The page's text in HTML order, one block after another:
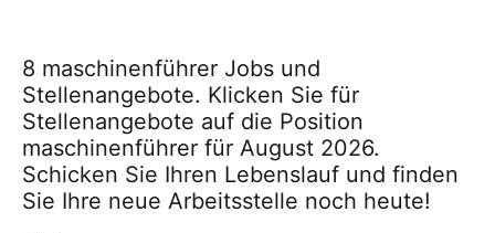
8 maschinenführer Jobs und
Stellenangebote. Klicken Sie für
Stellenangebote auf die Position
maschinenführer für August 2026.
Schicken Sie Ihren Lebenslauf und finden
Sie Ihre neue Arbeitsstelle noch heute!